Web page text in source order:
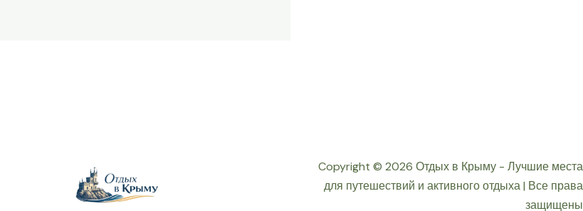
Copyright © 2026 Отдых в Крыму - Лучшие места
для путешествий и активного отдыха | Все права
защищены